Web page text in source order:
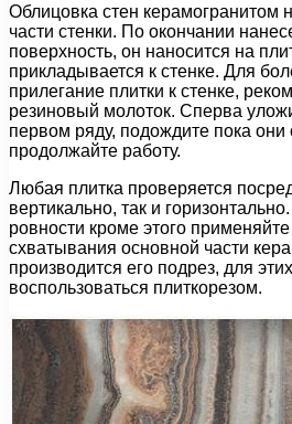
Облицовка стен керамогранитом
части стенки. По окончании
поверхность, он наносится на
прикладывается к стенке. Для
прилегание плитки к стенке,
резиновый молоток. Сперва
первом ряду, подождите пока они
продолжайте работу.
Любая плитка проверяется
вертикально, так и
ровности кроме этого
схватывания основной части
производится его подрез, для
воспользоваться плиткорезом.